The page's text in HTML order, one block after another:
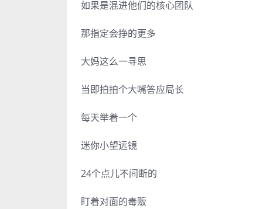
如果是混进他们的核心团队
那指定会挣的更多
大妈这么一寻思
当即拍拍个大嘴答应局长
每天举着一个
迷你小望远镜
24个点儿不间断的
盯着对面的毒贩